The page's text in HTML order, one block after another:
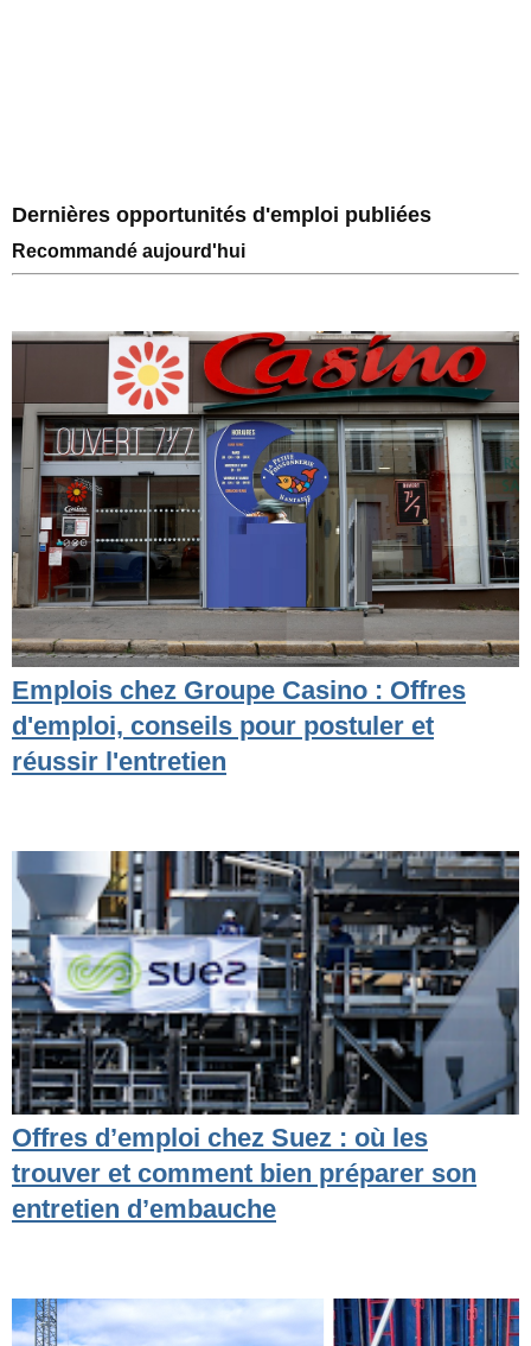
Dernières opportunités d'emploi publiées
Recommandé aujourd'hui
Emplois chez Groupe Casino : Offres
d'emploi, conseils pour postuler et
réussir l'entretien
Offres d’emploi chez Suez : où les
trouver et comment bien préparer son
entretien d’embauche